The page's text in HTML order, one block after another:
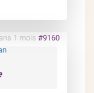
1 mois #9160